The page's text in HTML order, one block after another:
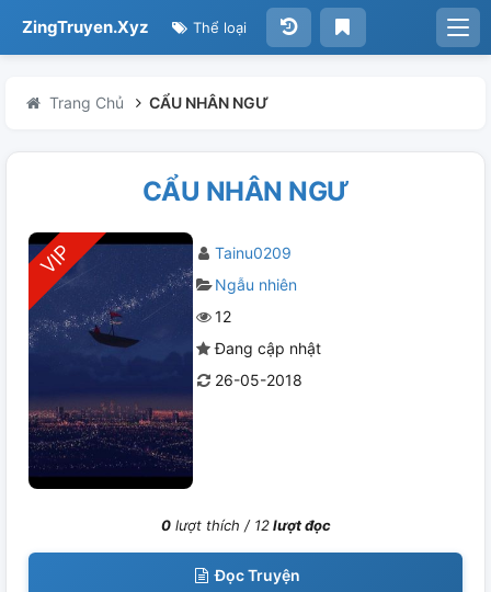
ZingTruyen.Xyz Thể loại
Trang Chủ CẨU NHÂN NGƯ
CẨU NHÂN NGƯ
Tainu0209
Ngẫu nhiên
12
Đang cập nhật
26-05-2018
0lượt thích / 12lượt đọc
Đọc Truyện